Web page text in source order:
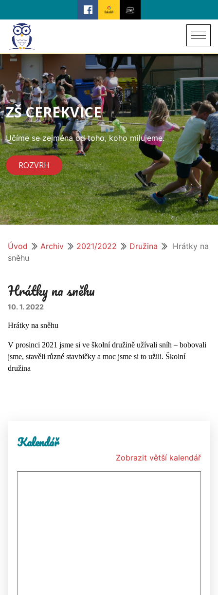
ZŠ CEREKVICE
Učíme se zejména od toho, koho milujeme.
ROZVRH
Úvod Archiv 2021/2022 Družina
Hrátky na
sněhu
Hrátky na sněhu
10. 1. 2022
Hrátky na sněhu
V prosinci 2021 jsme si ve školní družině užívali sníh – bobovali
jsme, stavěli různé stavbičky a moc jsme si to užili. Školní
družina
Kalendář
Zobrazit větší kalendář